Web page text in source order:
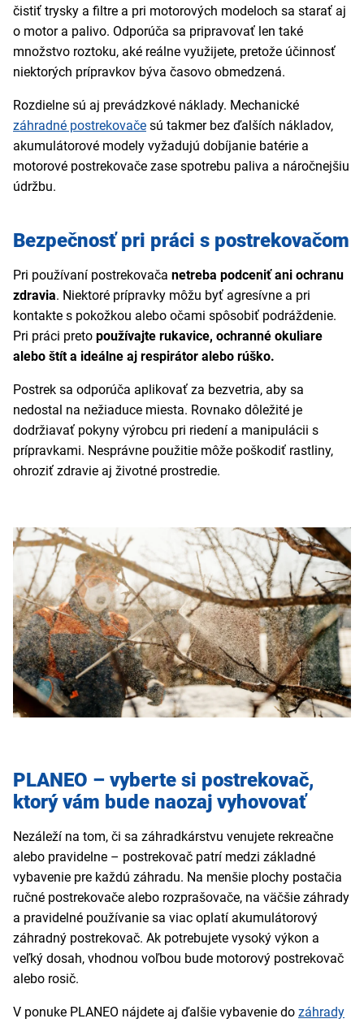
čistiť trysky a filtre a pri motorových modeloch sa starať aj
o motor a palivo. Odporúča sa pripravovať len také
množstvo roztoku, aké reálne využijete, pretože účinnosť
niektorých prípravkov býva časovo obmedzená.
Rozdielne sú aj prevádzkové náklady. Mechanické
záhradné postrekovače sú takmer bez ďalších nákladov,
akumulátorové modely vyžadujú dobíjanie batérie a
motorové postrekovače zase spotrebu paliva a náročnejšiu
údržbu.
Bezpečnosť pri práci s postrekovačom
Pri používaní postrekovača netreba podceniť ani ochranu
zdravia. Niektoré prípravky môžu byť agresívne a pri
kontakte s pokožkou alebo očami spôsobiť podráždenie.
Pri práci preto používajte rukavice, ochranné okuliare
alebo štít a ideálne aj respirátor alebo rúško.
Postrek sa odporúča aplikovať za bezvetria, aby sa
nedostal na nežiaduce miesta. Rovnako dôležité je
dodržiavať pokyny výrobcu pri riedení a manipulácii s
prípravkami. Nesprávne použitie môže poškodiť rastliny,
ohroziť zdravie aj životné prostredie.
PLANEO – vyberte si postrekovač,
ktorý vám bude naozaj vyhovovať
Nezáleží na tom, či sa záhradkárstvu venujete rekreačne
alebo pravidelne – postrekovač patrí medzi základné
vybavenie pre každú záhradu. Na menšie plochy postačia
ručné postrekovače alebo rozprašovače, na väčšie záhrady
a pravidelné používanie sa viac oplatí akumulátorový
záhradný postrekovač. Ak potrebujete vysoký výkon a
veľký dosah, vhodnou voľbou bude motorový postrekovač
alebo rosič.
V ponuke PLANEO nájdete aj ďalšie vybavenie do záhrady